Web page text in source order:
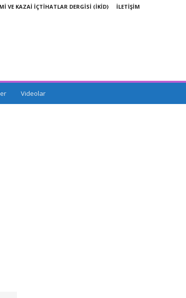
VE KAZAİ İÇTİHATLAR DERGİSİ (İKİD) İLETİŞİM
Videolar